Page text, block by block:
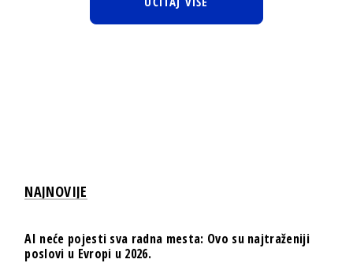
NAJNOVIJE
AI neće pojesti sva radna mesta: Ovo su najtraženiji
poslovi u Evropi u 2026.